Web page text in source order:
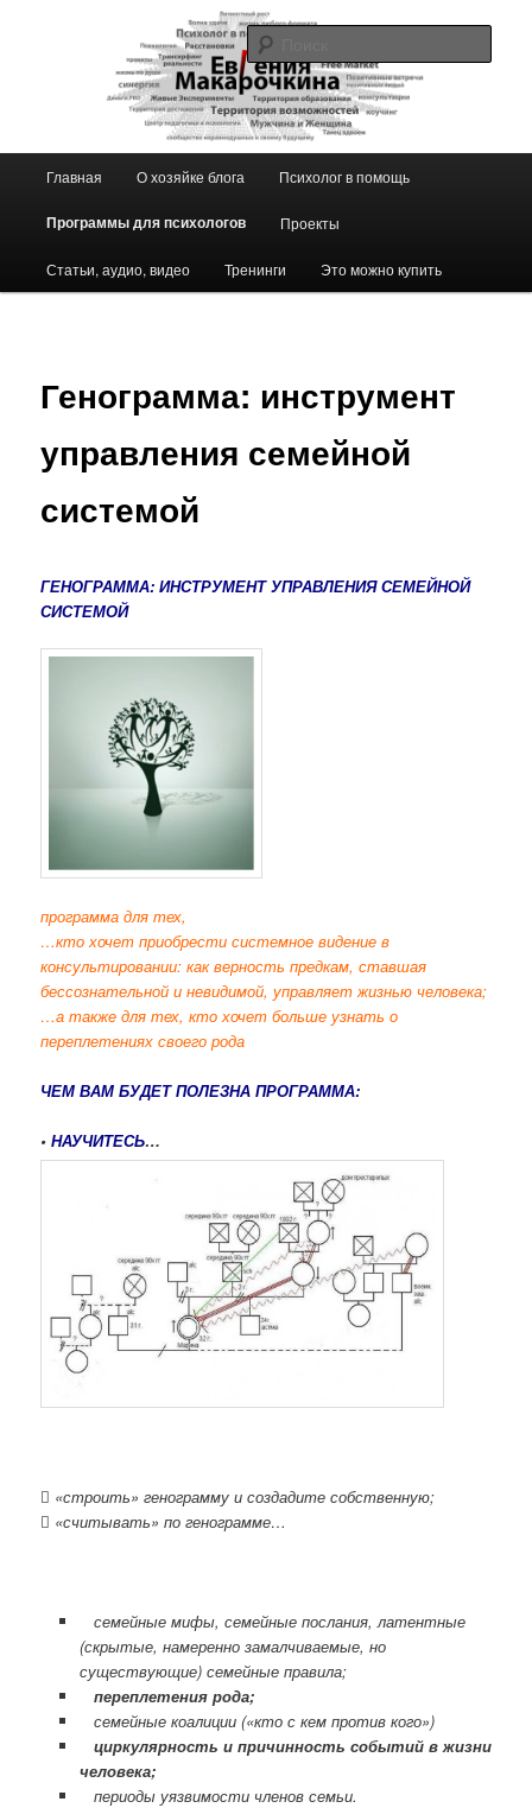
Блог ЕвГении Макарочкиной
Главная О хозяйке блога Психолог в помощь
Программы для психологов Проекты
Статьи, аудио, видео Тренинги Это можно купить
Генограмма: инструмент
управления семейной
системой
ГЕНОГРАММА: ИНСТРУМЕНТ УПРАВЛЕНИЯ СЕМЕЙНОЙ
СИСТЕМОЙ
программа для тех,
…кто хочет приобрести системное видение в
консультировании: как верность предкам, ставшая
бессознательной и невидимой, управляет жизнью человека;
…а также для тех, кто хочет больше узнать о
переплетениях своего рода
ЧЕМ ВАМ БУДЕТ ПОЛЕЗНА ПРОГРАММА:
•НАУЧИТЕСЬ…
 «строить» генограмму и создадите собственную;
 «считывать» по генограмме…
семейные мифы, семейные послания, латентные
(скрытые, намеренно замалчиваемые, но
существующие) семейные правила;
переплетения рода;
семейные коалиции («кто с кем против кого»)
циркулярность и причинность событий в жизни
человека;
периоды уязвимости членов семьи.